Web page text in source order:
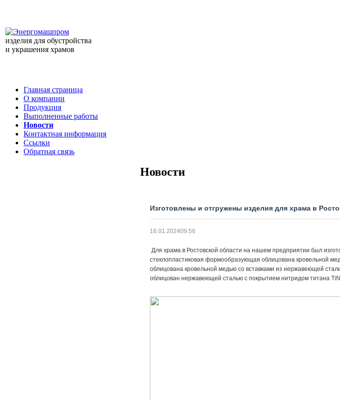
изделия для обустройства
и украшения храмов
Главная страница
О компании
Продукция
Выполненные работы
Новости
Контактная информация
Ссылки
Обратная связь
Новости
Изготовлены и отгружены изделия для храма в
16.01.202409:56
Для храма в Ростовской области на нашем предприятии был
стеклопластиковая формообразующая облицована кровельной
облицована кровельной медью со вставками из нержавеющей
облицован нержавеющей сталью с покрытием нитридом титана